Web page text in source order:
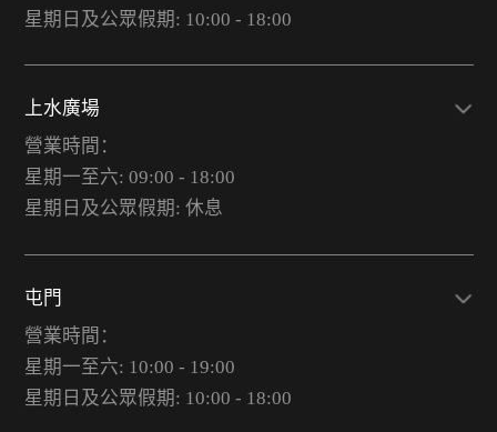
星期日及公眾假期: 10:00 - 18:00
上水廣場
營業時間：
星期一至六: 09:00 - 18:00
星期日及公眾假期: 休息
屯門
營業時間：
星期一至六: 10:00 - 19:00
星期日及公眾假期: 10:00 - 18:00